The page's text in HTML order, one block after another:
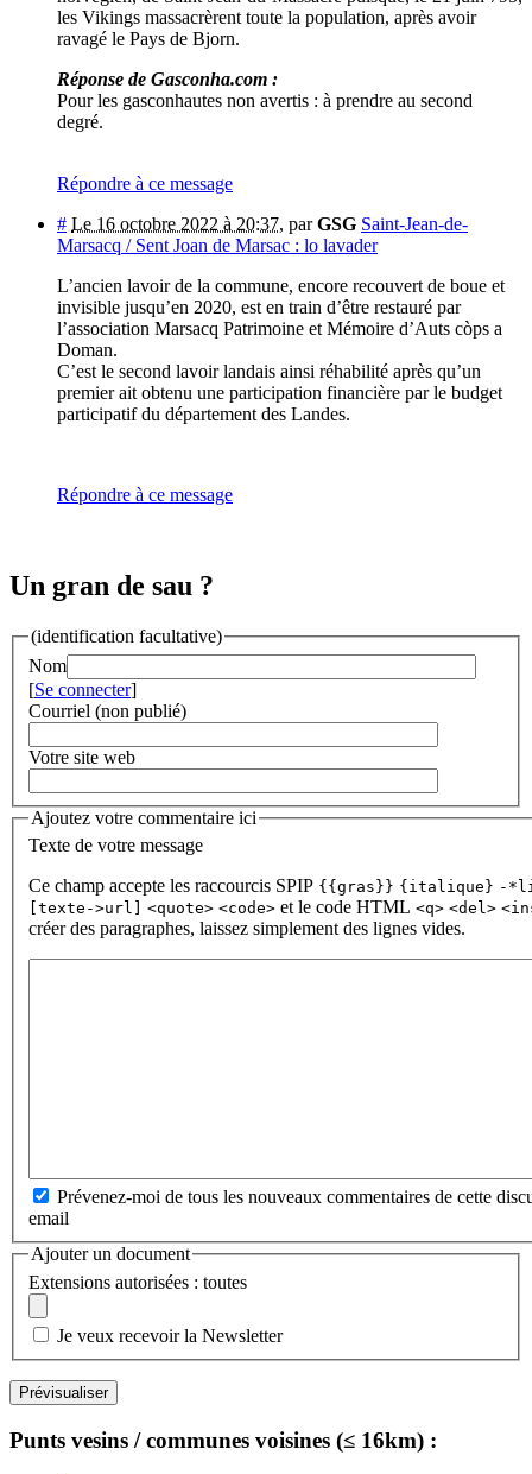
les Vikings massacrèrent toute la population, après avoir
ravagé le Pays de Bjorn.
Réponse de Gasconha.com :
Pour les gasconhautes non avertis : à prendre au second
degré.
Répondre à ce message
# Le 16 octobre 2022 à 20:37, parGSG Saint-Jean-de-
Marsacq / Sent Joan de Marsac : lo lavader
L’ancien lavoir de la commune, encore recouvert de boue et
invisible jusqu’en 2020, est en train d’être restauré par
l’association Marsacq Patrimoine et Mémoire d’Auts còps a
Doman.
C’est le second lavoir landais ainsi réhabilité après qu’un
premier ait obtenu une participation financière par le budget
participatif du département des Landes.
Répondre à ce message
Un gran de sau ?
(identification facultative)
Nom
[Se connecter]
Courriel (non publié)
Votre site web
Ajoutez votre commentaire ici
Texte de votre message
Ce champ accepte les raccourcis SPIP {{gras}} {italique} -
[texte->url]
<quote> <code> et le code HTML <q> <del>
créer des paragraphes, laissez simplement des lignes vides.
Prévenez-moi de tous les nouveaux commentaires de cette
email
Ajouter un document
Extensions autorisées : toutes
Je veux recevoir la Newsletter
Punts vesins / communes voisines (≤ 16km) :